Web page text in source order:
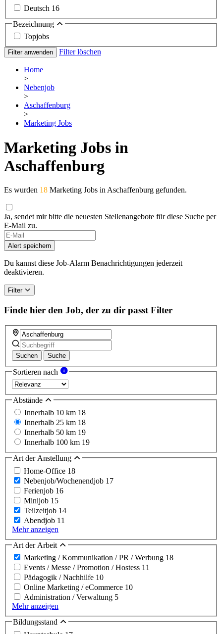
Deutsch 16
Bezeichnung
Topjobs
Filter anwenden Filter löschen
Home
>
Nebenjob
>
Aschaffenburg
>
Marketing Jobs
Marketing Jobs in
Aschaffenburg
Es wurden 18 Marketing Jobs in Aschaffenburg gefunden.
Ja, sendet mir bitte die neuesten Stellenangebote für diese Suche per
E-Mail zu.
Alert speichern
Du kannst diese Job-Alarm Benachrichtigungen jederzeit
deaktivieren.
Filter
Finde hier den Job, der zu dir passt Filter
Suchen Suche
Sortieren nach
Abstände
Innerhalb 10 km 18
Innerhalb 25 km 18
Innerhalb 50 km 19
Innerhalb 100 km 19
Art der Anstellung
Home-Office 18
Nebenjob/Wochenendjob 17
Ferienjob 16
Minijob 15
Teilzeitjob 14
Abendjob 11
Mehr anzeigen
Art der Arbeit
Marketing / Kommunikation / PR / Werbung 18
Events / Messe / Promotion / Hostess 11
Pädagogik / Nachhilfe 10
Online Marketing / eCommerce 10
Administration / Verwaltung 5
Mehr anzeigen
Bildungsstand